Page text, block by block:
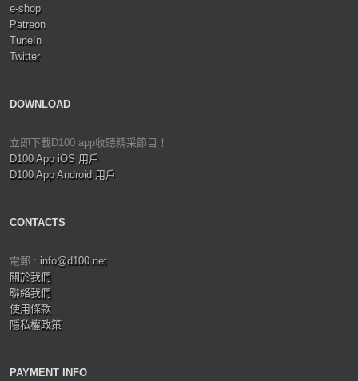
e-shop
Patreon
TuneIn
Twitter
DOWNLOAD
立即下載D100 app收聽精采節目！
D100 App iOS 用戶
D100 App Android 用戶
CONTACTS
電郵 : info@d100.net
關於我們
聯絡我們
使用條款
隱私權政策
PAYMENT INFO